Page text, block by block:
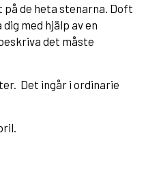
de heta stenarna. Doft
med hjälp av en
det måste
Det ingår i ordinarie